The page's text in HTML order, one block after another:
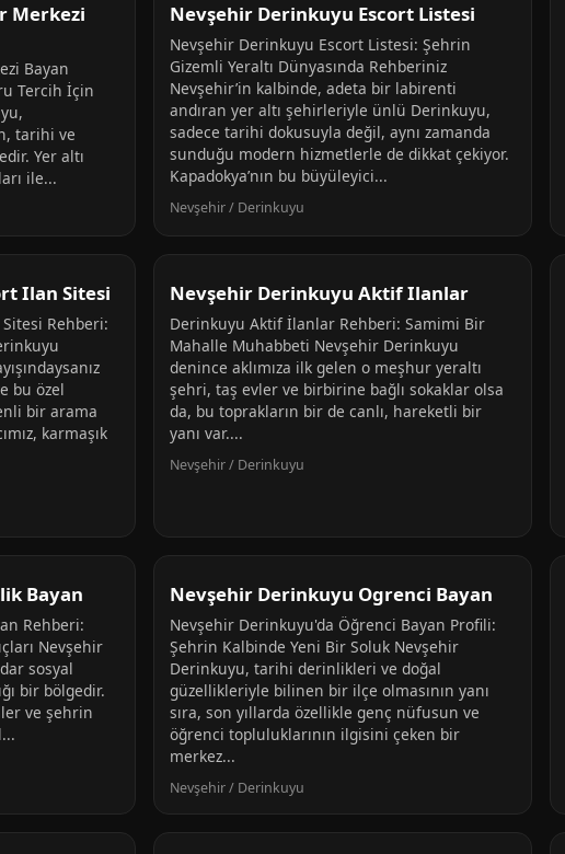
Merkezi
Bayan
Tercih İçin
tarihi ve
Yer altı
ile...
Nevşehir Derinkuyu Escort Listesi
Nevşehir Derinkuyu Escort Listesi: Şehrin
Gizemli Yeraltı Dünyasında Rehberiniz
Nevşehir’in kalbinde, adeta bir labirenti
andıran yer altı şehirleriyle ünlü Derinkuyu,
sadece tarihi dokusuyla değil, aynı zamanda
sunduğu modern hizmetlerle de dikkat çekiyor.
Kapadokya’nın bu büyüleyici...
Nevşehir / Derinkuyu
Ilan Sitesi
Rehberi:
bu özel
bir arama
karmaşık
Nevşehir Derinkuyu Aktif Ilanlar
Derinkuyu Aktif İlanlar Rehberi: Samimi Bir
Mahalle Muhabbeti Nevşehir Derinkuyu
denince aklımıza ilk gelen o meşhur yeraltı
şehri, taş evler ve birbirine bağlı sokaklar olsa
da, bu toprakların bir de canlı, hareketli bir
yanı var....
Nevşehir / Derinkuyu
Bayan
Rehberi:
Nevşehir
sosyal
bir bölgedir.
ve şehrin
Nevşehir Derinkuyu Ogrenci Bayan
Nevşehir Derinkuyu'da Öğrenci Bayan Profili:
Şehrin Kalbinde Yeni Bir Soluk Nevşehir
Derinkuyu, tarihi derinlikleri ve doğal
güzellikleriyle bilinen bir ilçe olmasının yanı
sıra, son yıllarda özellikle genç nüfusun ve
öğrenci topluluklarının ilgisini çeken bir
merkez...
Nevşehir / Derinkuyu